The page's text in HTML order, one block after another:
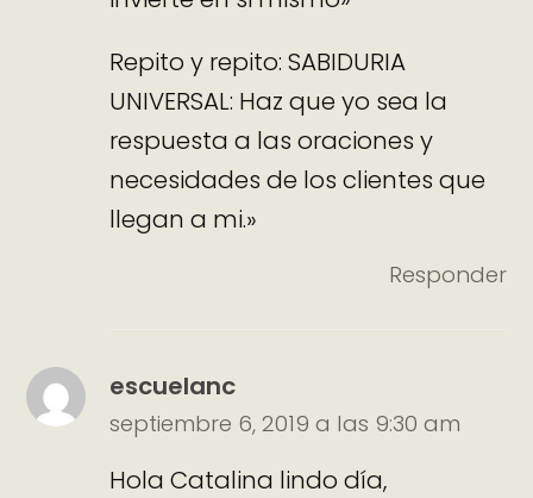
Repito y repito: SABIDURIA
UNIVERSAL: Haz que yo sea la
respuesta a las oraciones y
necesidades de los clientes que
llegan a mi.»
Responder
escuelanc
septiembre 6, 2019 a las 9:30 am
Hola Catalina lindo día,